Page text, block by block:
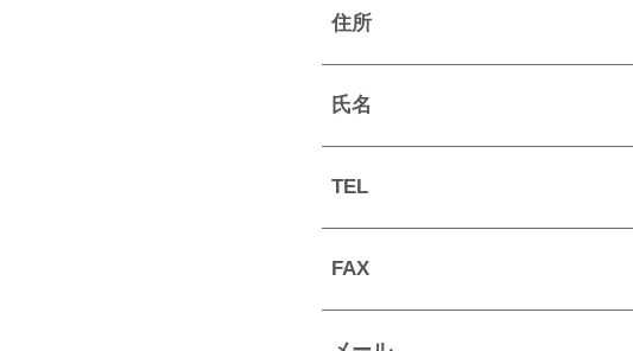
住所
氏名
TEL
FAX